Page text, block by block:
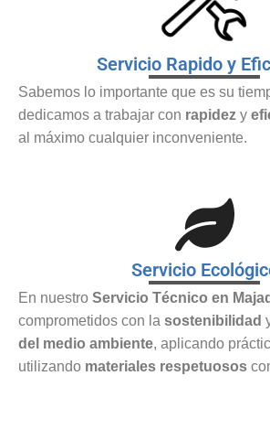
Servicio Rapido y
Sabemos lo importante que es su
dedicamos a trabajar con rapidez y
al máximo cualquier inconveniente.
Servicio
En nuestro Servicio Técnico en
comprometidos con la sostenibilidad
del medio ambiente, aplicando
utilizando materiales respetuosos